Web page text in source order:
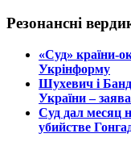
Резонансні
​«Суд» країни-
Укрінформу
Шухевич і
України –
Суд дал месяц
убийстве